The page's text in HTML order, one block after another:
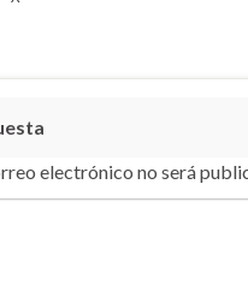
electrónico no será